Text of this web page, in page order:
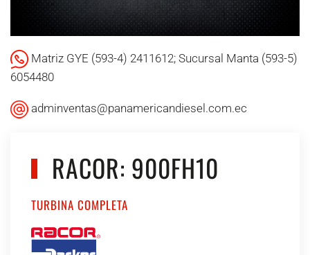
Matriz GYE (593-4) 2411612; Sucursal Manta (593-5)
6054480
adminventas@panamericandiesel.com.ec
RACOR: 900FH10
TURBINA COMPLETA